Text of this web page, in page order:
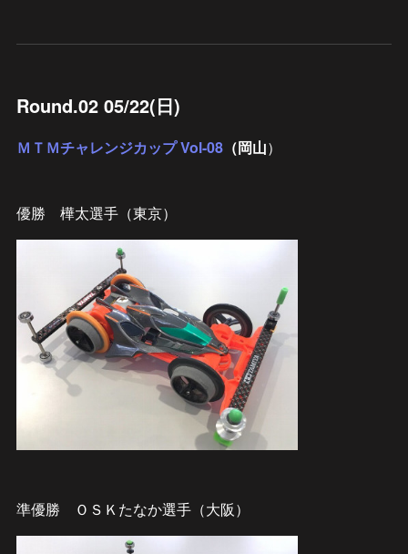
Round.02 05/22(日)
ＭＴＭチャレンジカップ Vol-08（岡山）
優勝 樺太選手（東京）
準優勝 ＯＳＫたなか選手（大阪）